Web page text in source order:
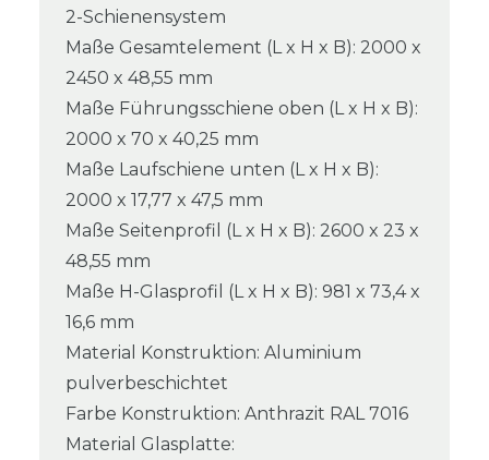
2-Schienensystem
Maße Gesamtelement (L x H x B): 2000 x
2450 x 48,55 mm
Maße Führungsschiene oben (L x H x B):
2000 x 70 x 40,25 mm
Maße Laufschiene unten (L x H x B):
2000 x 17,77 x 47,5 mm
Maße Seitenprofil (L x H x B): 2600 x 23 x
48,55 mm
Maße H-Glasprofil (L x H x B): 981 x 73,4 x
16,6 mm
Material Konstruktion: Aluminium
pulverbeschichtet
Farbe Konstruktion: Anthrazit RAL 7016
Material Glasplatte: